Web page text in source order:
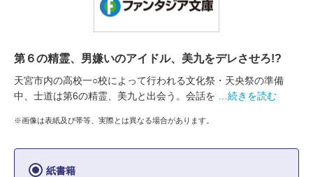
第６の精霊、男嫌いのアイドル、美九をデレさせろ!?
天宮市内の高校一○校によって行われる文化祭・天央祭の準備
中、士道は第6の精霊、美九と出会う。会話を
…続きを読む
※画像は表紙及び帯等、実際とは異なる場合があります。
紙書籍